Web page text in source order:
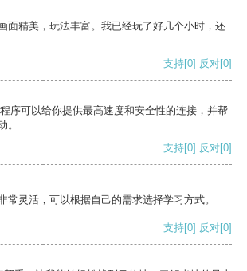
面精美，玩法丰富。我已经玩了好几个小时，还
支持[0] 反对[0]
序可以给你提供最高速度和安全性的连接，并帮
。
支持[0] 反对[0]
常灵活，可以根据自己的需求选择学习方式。
支持[0] 反对[0]